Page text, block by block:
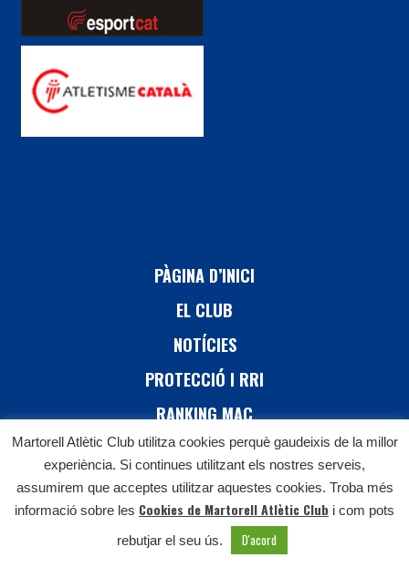
PÀGINA D’INICI
EL CLUB
NOTÍCIES
PROTECCIÓ I RRI
RANKING MAC
26 CURSA DE MARTORELL
CONTACTE
Martorell Atlètic Club © 2021 | All Rights Reserved
Martorell Atlètic Club utilitza cookies perquè gaudeixis de la millor
experiència. Si continues utilitzant els nostres serveis,
assumirem que acceptes utilitzar aquestes cookies. Troba més
informació sobre les Cookies de Martorell Atlètic Club i com pots
rebutjar el seu ús.
D'acord